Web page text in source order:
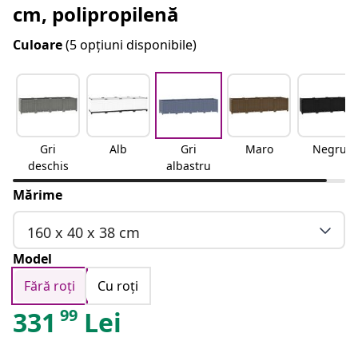
cm, polipropilenă
Culoare(5 opțiuni disponibile)
Gri
deschis
Alb
Gri
albastru
Maro Negru
Mărime
160 x 40 x 38 cm
Model
Fără roți
Cu roți
331 99 Lei